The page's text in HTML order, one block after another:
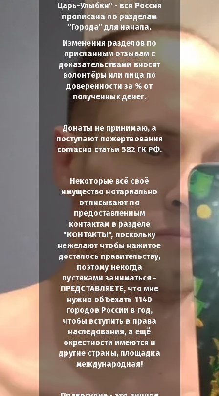
Царь-Улыбки" - вся Россия
прописана по разделам
"Города" для начала.
Изменения разделов по
присланным отзывам с
доказательствами вносят
волонтёры или лица по
доверенности за % от
полученных денег.
Донаты не принимаю, а
поступают пожертвования
согласно статьи 582 ГК РФ.
Некоторые всё своё
имущество нотариально
отписывают по
предоставленным
контактам в разделе
"КОНТАКТЫ", поскольку
нежелают чтобы нажитое
досталось правительству,
поэтому некогда
пустяками заниматься -
ПРЕДСТАВЛЯЕТЕ, что мне
нужно обЪехать 1140
городов России в год,
чтобы вступить в права
наследования, а ещё
окрестности имеются и
другие страны, площадка
международная!